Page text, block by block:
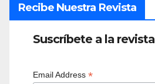
Recibe Nuestra Revista
Suscríbete a la revista
Email Address *